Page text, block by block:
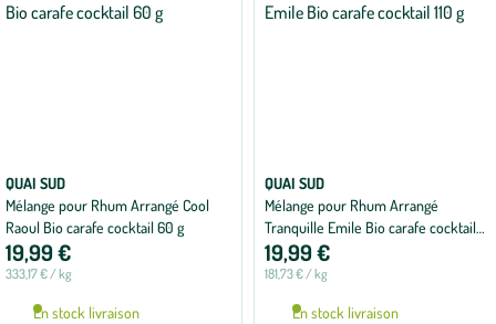
QUAI SUD
Mélange pour Rhum Arrangé Cool
Raoul Bio carafe cocktail 60 g
19,99 €
333,17 € / kg
En stock livraison
QUAI SUD
Mélange pour Rhum Arrangé
Tranquille Emile Bio carafe cocktail
110 g
19,99 €
181,73 € / kg
En stock livraison